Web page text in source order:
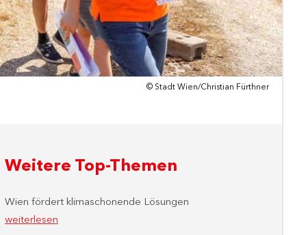
© Stadt Wien/Christian Fürthner
Weitere Top-Themen
Wien fördert klimaschonende Lösungen
weiterlesen